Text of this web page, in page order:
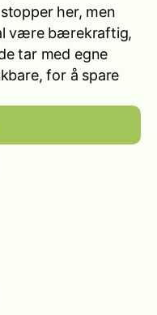
her, men
være bærekraftig,
tar med egne
for å spare